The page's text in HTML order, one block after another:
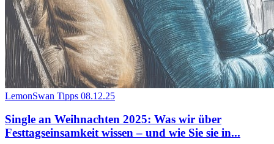
LemonSwan Tipps 08.12.25
Single an Weihnachten 2025: Was wir über
Festtagseinsamkeit wissen – und wie Sie sie in...